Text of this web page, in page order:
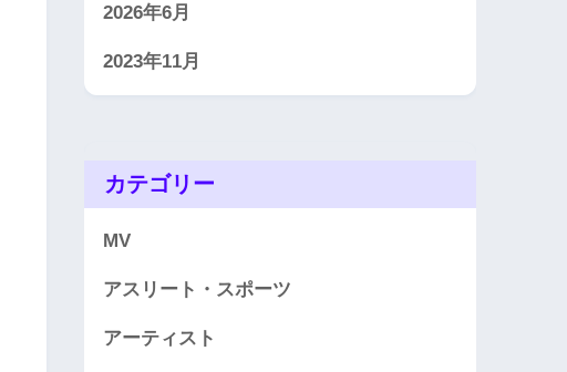
2026年6月
2023年11月
カテゴリー
MV
アスリート・スポーツ
アーティスト